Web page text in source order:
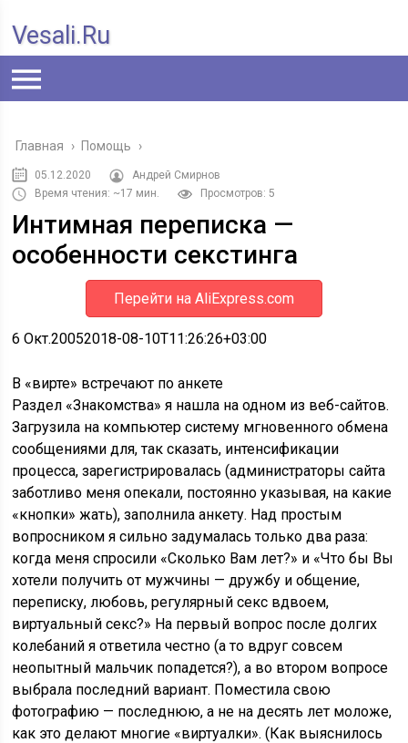
Vesali.ru
Главная › Помощь ›
05.12.2020
Андрей Смирнов
Время чтения: ~17 мин.
Просмотров: 5
Интимная переписка —
особенности секстинга
Перейти на AliExpress.com
6 Окт.20052018-08-10T11:26:26+03:00
В «вирте» встречают по анкете
Раздел «Знакомства» я нашла на одном из веб-сайтов.
Загрузила на компьютер систему мгновенного обмена
сообщениями для, так сказать, интенсификации
процесса, зарегистрировалась (администраторы сайта
заботливо меня опекали, постоянно указывая, на какие
«кнопки» жать), заполнила анкету. Над простым
вопросником я сильно задумалась только два раза:
когда меня спросили «Сколько Вам лет?» и «Что бы Вы
хотели получить от мужчины — дружбу и общение,
переписку, любовь, регулярный секс вдвоем,
виртуальный секс?» На первый вопрос после долгих
колебаний я ответила честно (а то вдруг совсем
неопытный мальчик попадется?), а во втором вопросе
выбрала последний вариант. Поместила свою
фотографию — последнюю, а не на десять лет моложе,
как это делают многие «виртуалки». (Как выяснилось